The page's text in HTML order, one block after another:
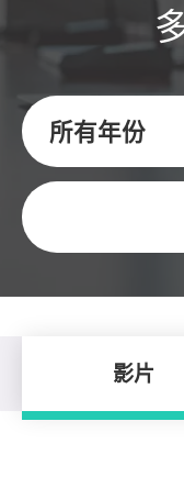
所有年份
關鍵字
影片